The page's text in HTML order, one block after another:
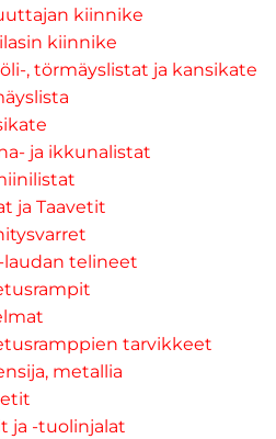
kiinnike
kiinnike
, törmäyslistat ja kansikate
ja ikkunalistat
ja Taavetit
laudan telineet
tarvikkeet
metallia
ja -tuolinjalat